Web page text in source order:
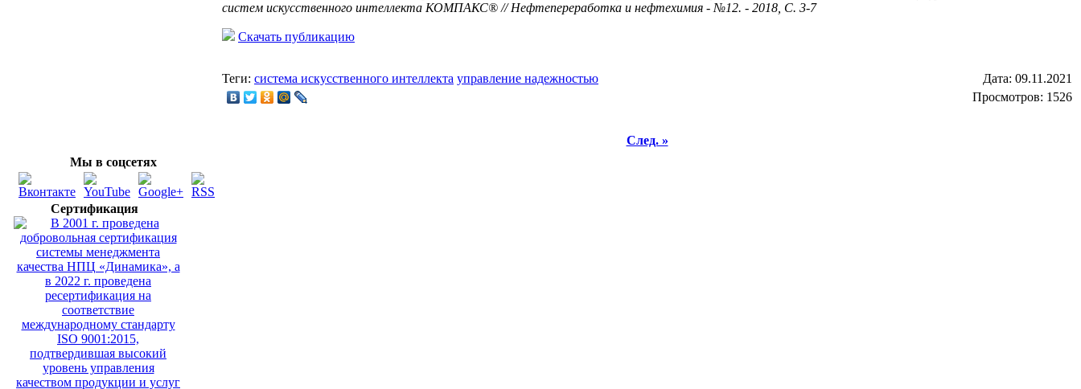
Мы в соцсетях
Сертификация
систем искусственного интеллекта КОМПАКС® // Нефтепереработка и нефтехимия - №12. - 2018, С. 3-7
Скачать публикацию
Теги: система искусственного интеллекта управление надежностью Дата: 09.11.2021
Просмотров: 1526
След. »